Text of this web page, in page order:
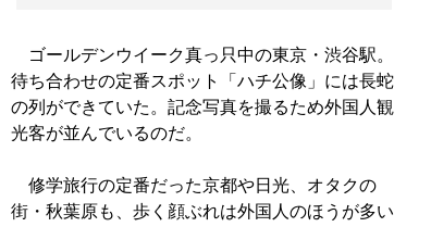
ゴールデンウイーク真っ只中の東京・渋谷駅。
待ち合わせの定番スポット「ハチ公像」には長蛇
の列ができていた。記念写真を撮るため外国人観
光客が並んでいるのだ。
修学旅行の定番だった京都や日光、オタクの
街・秋葉原も、歩く顔ぶれは外国人のほうが多い